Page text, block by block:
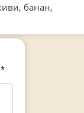
банан,
*